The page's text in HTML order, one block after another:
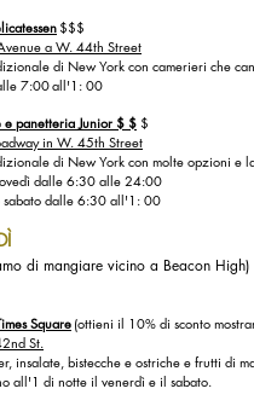
$$$
a W. 44th Street
di New York con camerieri che
7:00all'1: 00
e panetteria Junior $ $ $
in W. 45th Street
di New York con molte opzioni e
dalle 6:30 alle 24:00
sabato dalle 6:30 all'1: 00
di mangiare vicino a Beacon High)
Square(ottieni il 10% di sconto
St.
insalate, bistecche e ostriche e frutti di
all'1 di notte il venerdì e il sabato.